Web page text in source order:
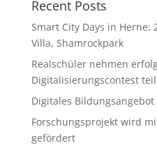
Recent Posts
Smart City Days in Herne:
Villa, Shamrockpark
Realschüler nehmen
Digitalisierungscontest teil
Digitales
Forschungsprojekt wird
gefördert